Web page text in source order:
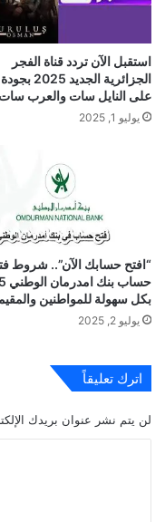
استقبل الآن تردد قناة الفجر
الجزائرية
على النايل سات والعرب سات
يوليو 1, 2025
“افتح حسابك الآن”.. شروط
بكل سهولة للمواطنين
يوليو 2, 2025
اترك تعليقاً
لن يتم نشر عنوان بريدك